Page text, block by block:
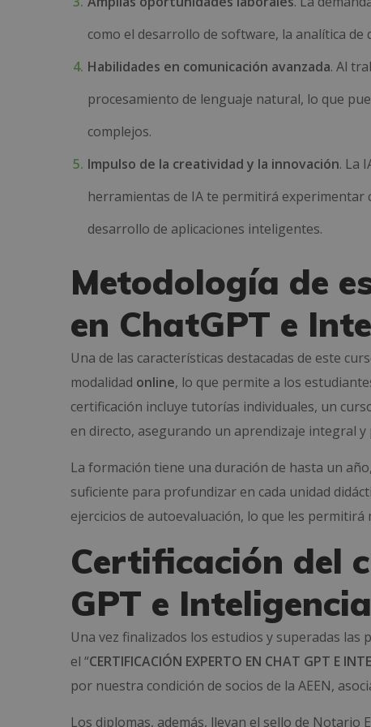
como el desarrollo de software, la analítica
Habilidades en comunicación avanzada. Al
procesamiento de lenguaje natural, lo que
complejos.
Impulso de la creatividad y la innovación. La
herramientas de IA te permitirá experimentar
desarrollo de aplicaciones inteligentes.
Metodología de
en ChatGPT e
Una de las características destacadas de este
modalidad online, lo que permite a los
certificación incluye tutorías individuales, un
en directo, asegurando un aprendizaje integral y
La formación tiene una duración de hasta un
suficiente para profundizar en cada unidad
ejercicios de autoevaluación, lo que les
Certificación del
GPT e
Una vez finalizados los estudios y superadas
el “CERTIFICACIÓN EXPERTO EN CHAT GPT E
por nuestra condición de socios de la AEEN,
Los diplomas, además, llevan el sello de